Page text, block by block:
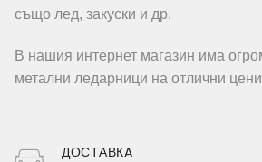
също лед, закуски и др.
В нашия интернет магазин има
метални ледарници на отлични
ДОСТАВКA